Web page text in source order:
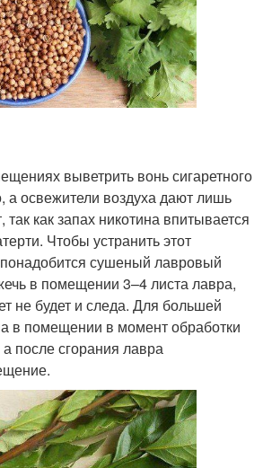
выветрить вонь сигаретного
освежители воздуха дают лишь
как запах никотина впитывается
Чтобы устранить этот
сушеный лавровый
в помещении 3–4 листа лавра,
не будет и следа. Для большей
в помещении в момент обработки
после сгорания лавра